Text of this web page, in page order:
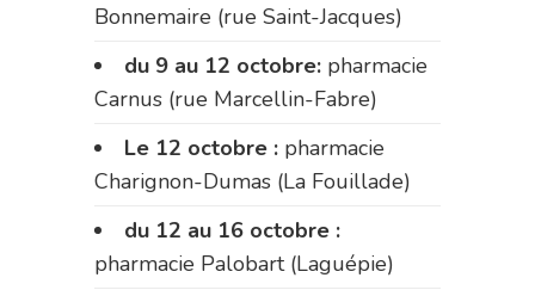
Bonnemaire (rue Saint-Jacques)
du 9 au 12 octobre: pharmacie
Carnus (rue Marcellin-Fabre)
Le 12 octobre : pharmacie
Charignon-Dumas (La Fouillade)
du 12 au 16 octobre :
pharmacie Palobart (Laguépie)